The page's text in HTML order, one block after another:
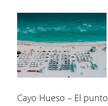
Cayo Hueso – El punto